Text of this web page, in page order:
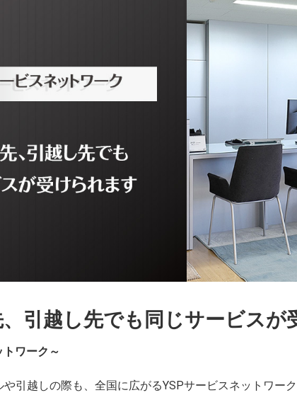
引越し先でも同じサービスが
トワーク～
引越しの際も、全国に広がるYSPサービスネットワー